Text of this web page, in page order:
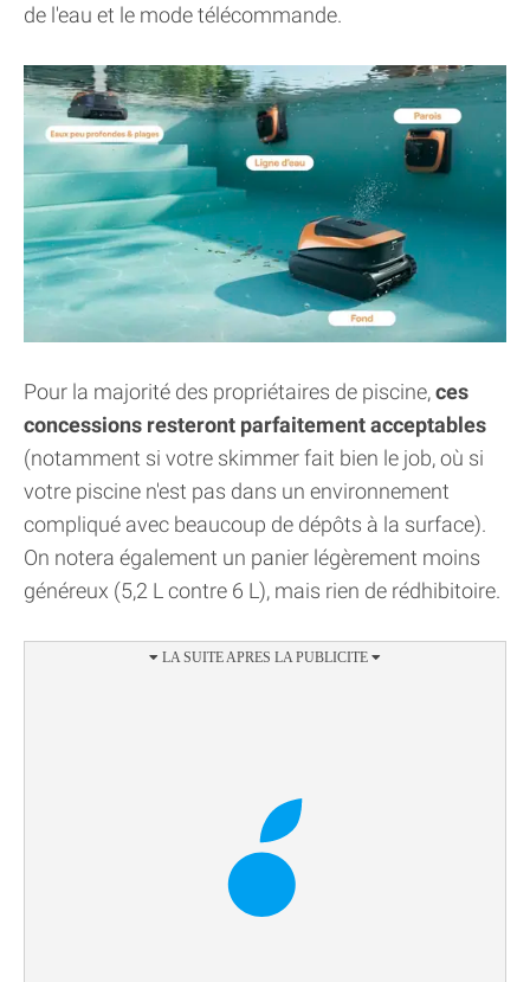
de l'eau et le mode télécommande.
Pour la majorité des propriétaires de piscine,ces
concessions resteront parfaitement acceptables
(notamment si votre skimmer fait bien le job, où si
votre piscine n'est pas dans un environnement
compliqué avec beaucoup de dépôts à la surface).
On notera également un panier légèrement moins
généreux (5,2 L contre 6 L), mais rien de rédhibitoire.